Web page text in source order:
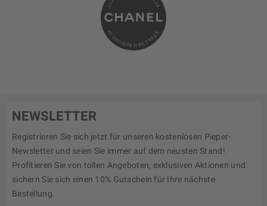
NEWSLETTER
Registrieren Sie sich jetzt für unseren kostenlosen Pieper-
Newsletter und seien Sie immer auf dem neusten Stand!
Profitieren Sie von tollen Angeboten, exklusiven Aktionen und
sichern Sie sich einen 10% Gutschein für Ihre nächste
Bestellung.